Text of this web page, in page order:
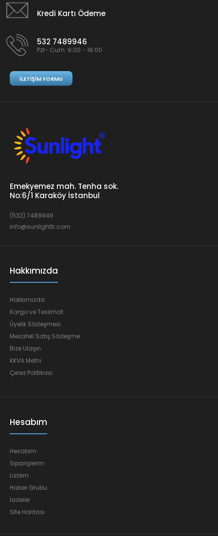
Kredi Kartı Ödeme
532 7489946
Pzt- Cum: 9:00 - 18:00
İLETIŞIM FORMU
Emekyemez mah. Tenha sok.
No:6/1 Karaköy İstanbul
(532) 7489946
info@sunlighttr.com
Hakkımızda
Hakkımızda
Kargo ve Teslimat
Üyelik Sözleşmesi
Mesafeli Satış Sözleşme
Bize Ulaşın
KKVA Metni
Çerez Politikası
Hesabım
Hesabım
Siparişlerim
Listem
Haber Grubu
İadeler
Site Haritası